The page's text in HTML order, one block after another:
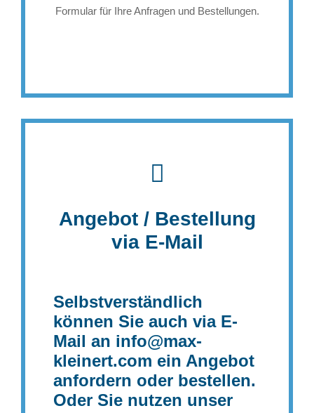
Formular für Ihre Anfragen und Bestellungen.
Angebot / Bestellung
via E-Mail
Selbstverständlich
können Sie auch via E-
Mail an info@max-
kleinert.com ein Angebot
anfordern oder bestellen.
Oder Sie nutzen unser